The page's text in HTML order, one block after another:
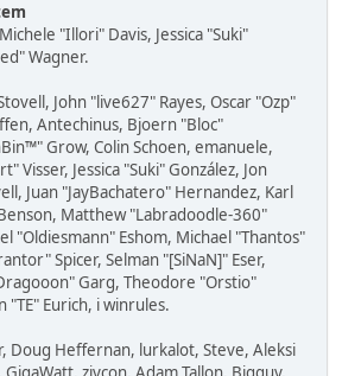
"Illori" Davis, Jessica "Suki"
Wagner.
John "live627" Rayes, Oscar "Ozp"
Antechinus, Bjoern "Bloc"
Grow, Colin Schoen, emanuele,
Visser, Jessica "Suki" González, Jon
Juan "JayBachatero" Hernandez, Karl
Matthew "Labradoodle-360"
"Oldiesmann" Eshom, Michael "Thantos"
Spicer, Selman "[SiNaN]" Eser,
Garg, Theodore "Orstio"
Eurich, i winrules.
Doug Heffernan, lurkalot, Steve, Aleksi